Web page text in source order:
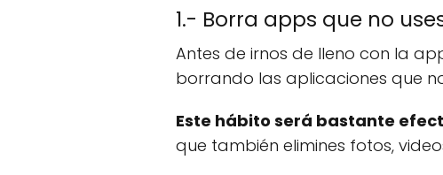
1.- Borra apps que no
Antes de irnos de lleno con la
borrando las aplicaciones que
Este hábito será bastante
que también elimines fotos,